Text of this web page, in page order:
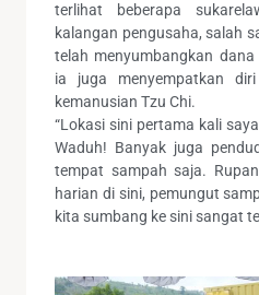
terlihat beberapa
kalangan pengusaha, salah
telah menyumbangkan
ia juga menyempatkan
kemanusian Tzu Chi.
“Lokasi sini pertama kali
Waduh! Banyak juga
tempat sampah saja.
harian di sini, pemungut
kita sumbang ke sini sangat